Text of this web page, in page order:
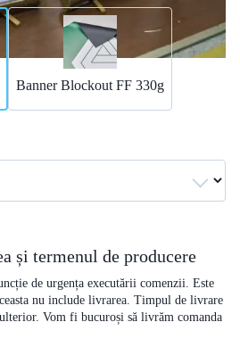
Banner Blockout FF 330g
și termenul de producere
de urgența executării comenzii. Este
nu include livrarea. Timpul de livrare
Vom fi bucuroși să livrăm comanda